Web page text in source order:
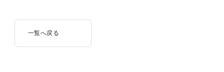
一覧へ戻る